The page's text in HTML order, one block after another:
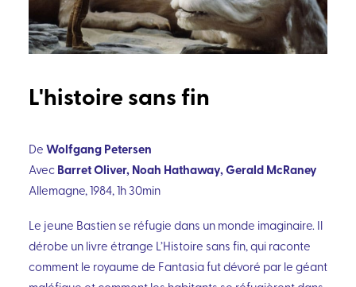
L'histoire sans fin
De Wolfgang Petersen
Avec Barret Oliver, Noah Hathaway, Gerald McRaney
Allemagne, 1984, 1h 30min
Le jeune Bastien se réfugie dans un monde imaginaire. Il
dérobe un livre étrange L’Histoire sans fin, qui raconte
comment le royaume de Fantasia fut dévoré par le géant